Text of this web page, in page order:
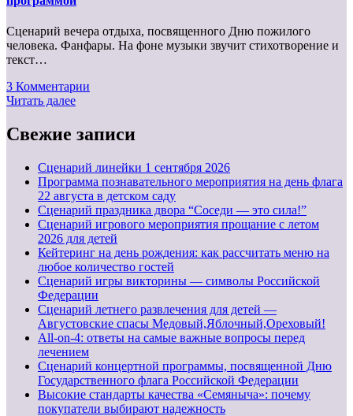
Сценарий вечера отдыха, посвященного Дню пожилого
человека. Фанфары. На фоне музыки звучит стихотворение и
текст…
3 Комментарии
Читать далее
Свежие записи
Cценарий линейки 1 сентября 2026
Программа познавательного мероприятия на день флага
22 августа в детском саду
Сценарий праздника двора “Соседи — это сила!”
Сценарий игрового мероприятия прощание с летом
2026 для детей
Кейтеринг на день рождения: как рассчитать меню на
любое количество гостей
Сценарий игры викторины — символы Российской
Федерации
Сценарий летнего развлечения для детей —
Августовские спасы Медовый,Яблочный,Ореховый!
All-on-4: ответы на самые важные вопросы перед
лечением
Сценарий концертной программы, посвященной Дню
Государственного флага Российской Федерации
Высокие стандарты качества «Семяныча»: почему
покупатели выбирают надежность